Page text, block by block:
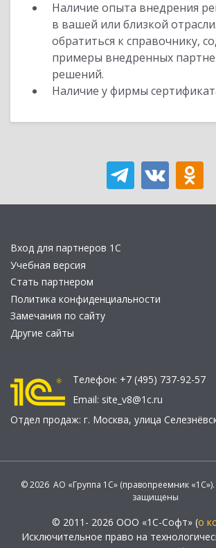
Наличие опыта внедрения
в вашей или близкой
обратиться к справочнику,
примеры внедренных
решений.
Наличие у фирмы
Вход для партнеров 1С
Учебная версия
Стать партнером
Политика конфиденциальности
Замечания по сайту
Другие сайты
Телефон: +7 (495) 737-92-57
Email: site_v8@1c.ru
Отдел продаж: г. Москва, улица
© 2026 АО «Группа 1С» (правопреемник «1С»).
защищены
© 2011- 2026 ООО «1С-Софт» (о
Исключительное право на